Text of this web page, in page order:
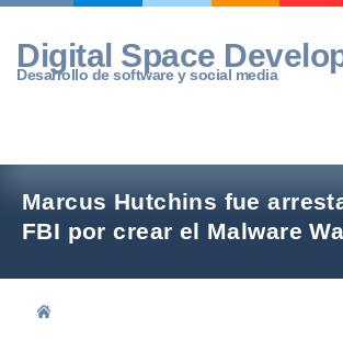
Skip
content
Digital Space
Desarrollo de software y social media
Marcus Hutchins fue
FBI por crear el Malware